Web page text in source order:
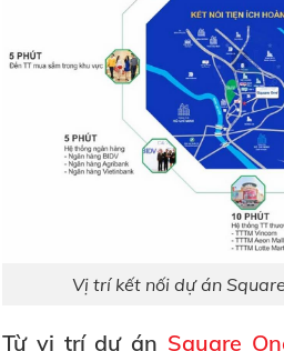
Vị trí kết nối dự án
Từ vị trí dự án Square